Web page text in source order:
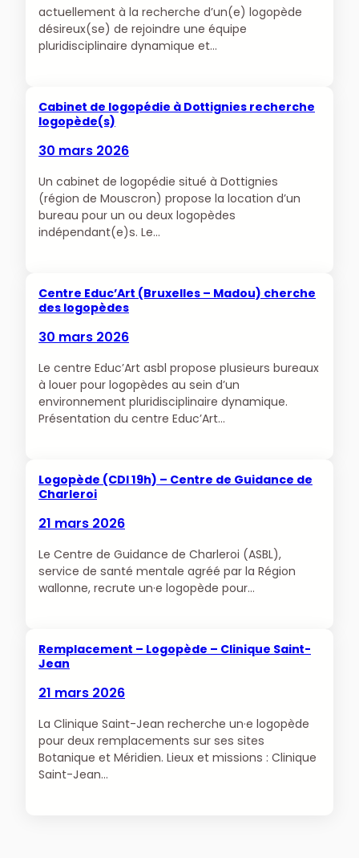
actuellement à la recherche d’un(e) logopède
désireux(se) de rejoindre une équipe
pluridisciplinaire dynamique et…
Cabinet de logopédie à Dottignies recherche
logopède(s)
30 mars 2026
Un cabinet de logopédie situé à Dottignies
(région de Mouscron) propose la location d’un
bureau pour un ou deux logopèdes
indépendant(e)s. Le…
Centre Educ’Art (Bruxelles – Madou) cherche
des logopèdes
30 mars 2026
Le centre Educ’Art asbl propose plusieurs bureaux
à louer pour logopèdes au sein d’un
environnement pluridisciplinaire dynamique. ‎
Présentation du centre ‎Educ’Art…
Logopède (CDI 19h) – Centre de Guidance de
Charleroi
21 mars 2026
Le Centre de Guidance de Charleroi (ASBL),
service de santé mentale agréé par la Région
wallonne, recrute un·e logopède pour…
Remplacement – Logopède – Clinique Saint-
Jean
21 mars 2026
La Clinique Saint-Jean recherche un·e logopède
pour deux remplacements sur ses sites
Botanique et Méridien. Lieux et missions : Clinique
Saint-Jean…